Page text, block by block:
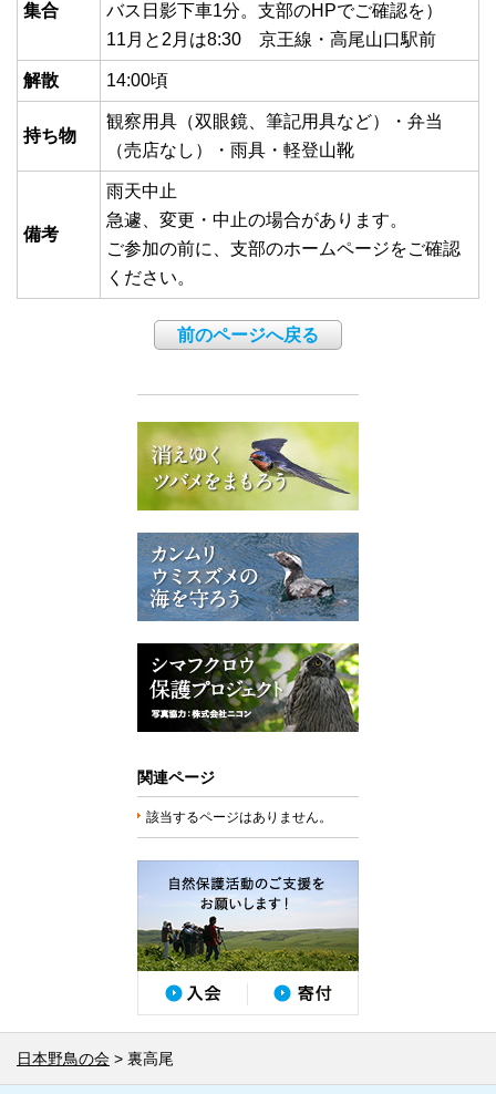
集合
バス日影下車1分。支部のHPでご確認を）
11月と2月は8:30 京王線・高尾山口駅前
解散 14:00頃
持ち物
観察用具（双眼鏡、筆記用具など）・弁当
（売店なし）・雨具・軽登山靴
備考
雨天中止
急遽、変更・中止の場合があります。
ご参加の前に、支部のホームページをご確認
ください。
前のページへ戻る
関連ページ
該当するページはありません。
日本野鳥の会 裏高尾